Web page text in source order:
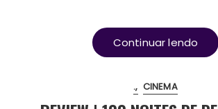
Continuar lendo
. CINEMA